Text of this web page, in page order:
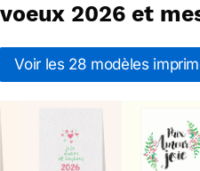
2026 et
Voir les 28 modèles